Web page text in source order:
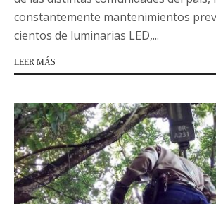
constantemente mantenimientos
cientos de luminarias LED,...
LEER MÁS